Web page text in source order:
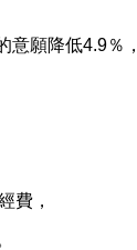
意願降低4.9％，
費，